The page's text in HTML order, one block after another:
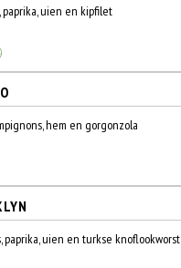
paprika, uien en kipfilet
hem en gorgonzola
paprika, uien en turkse knoflookworst